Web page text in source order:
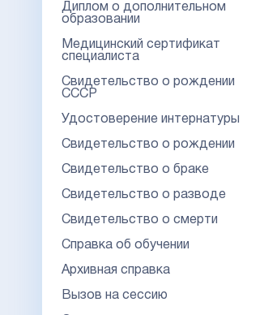
Диплом о дополнительном
образовании
Медицинский сертификат
специалиста
Свидетельство о рождении
СССР
Удостоверение интернатуры
Свидетельство о рождении
Свидетельство о браке
Свидетельство о разводе
Свидетельство о смерти
Справка об обучении
Архивная справка
Вызов на сессию